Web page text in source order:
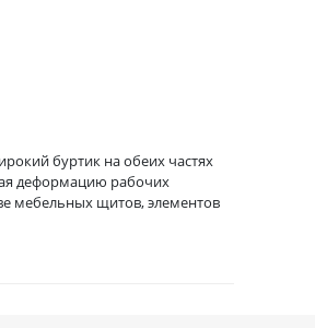
буртик на обеих частях
деформацию рабочих
мебельных щитов, элементов